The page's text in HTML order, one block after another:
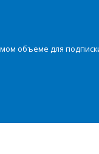
объеме для